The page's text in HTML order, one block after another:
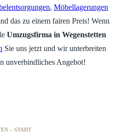
, Möbellagerungen
das zu einem fairen Preis! Wenn
Umzugsfirma in Wegenstetten
Sie uns jetzt und wir unterbreiten
unverbindliches Angebot!
– STADT